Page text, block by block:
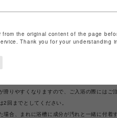
せん。万一大量に飲み込んだときは、水を飲
わないとき即ち次のような場合には、使用
化させることがありますので、皮膚科専門
、かゆみ、刺激等の異常があらわれた場合②
場合
種によってはお使いになれない場合がありま
滑りやすくなりますので、ご入浴の際にはご
2回までとしてください。
場合、まれに浴槽に成分が汚れと一緒に付着
the original content of the page
Thank you for your understanding